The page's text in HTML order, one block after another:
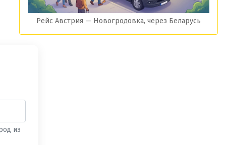
Рейс Австрия — Новогродовка, через Беларусь
из